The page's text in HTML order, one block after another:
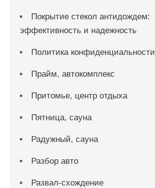
Покрытие стекол антидождем:
эффективность и надежность
Политика конфиденциальности
Прайм, автокомплекс
Притомье, центр отдыха
Пятница, сауна
Радужный, сауна
Разбор авто
Развал-схождение